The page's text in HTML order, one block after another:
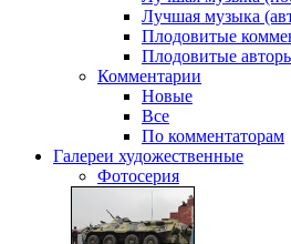
Лучшая музыка
Плодовитые
Плодовитые
Комментарии
Новые
Все
По комментаторам
Галереи художественные
Фотосерия